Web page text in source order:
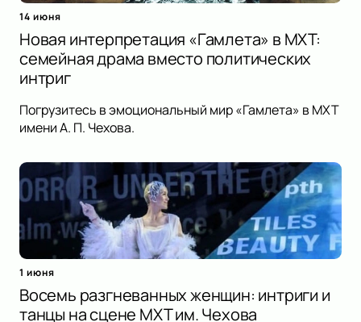
14 июня
Новая интерпретация «Гамлета» в МХТ:
семейная драма вместо политических
интриг
Погрузитесь в эмоциональный мир «Гамлета» в МХТ
имени А. П. Чехова.
1 июня
Восемь разгневанных женщин: интриги и
танцы на сцене МХТ им. Чехова